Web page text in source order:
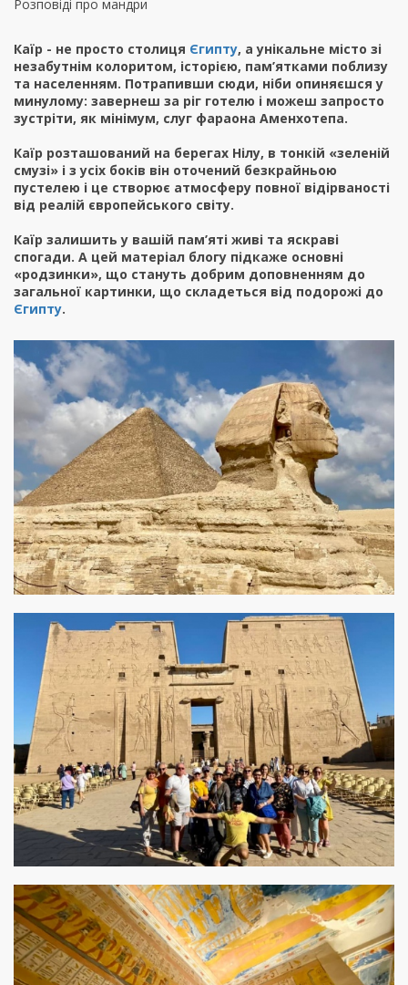
Розповіді про мандри
Каїр - не просто столиця Єгипту, а унікальне місто зі
незабутнім колоритом, історією, пам’ятками поблизу
та населенням. Потрапивши сюди, ніби опиняєшся у
минулому: завернеш за ріг готелю і можеш запросто
зустріти, як мінімум, слуг фараона Аменхотепа.
Каїр розташований на берегах Нілу, в тонкій «зеленій
смузі» і з усіх боків він оточений безкрайньою
пустелею і це створює атмосферу повної відірваності
від реалій європейського світу.
Каїр залишить у вашій пам’яті живі та яскраві
спогади. А цей матеріал блогу підкаже основні
«родзинки», що стануть добрим доповненням до
загальної картинки, що складеться від подорожі до
Єгипту.